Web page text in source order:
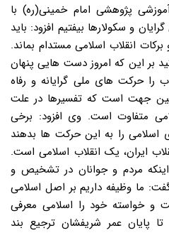
پژوهشی امام خمینی(ره) با
و سکولارها بیفتیم افزود: باید
انقلاب اسلامی مستدام بماند.
بر این که امروز دست هایی پنهان
را حرکت های ملی گرایانه و رفاه
جهت است که تفسیرها در علت
متفاوت است. وی افزود: برخی
اسلامی را به این حرکت ها بدهند
ایران، یک انقلاب اسلامی است.
مردم و جوانان در تشخیص و
ما وظیفه داریم بر اصل اسلامی
و خواسته خود را اسلامی معرفی
پایان عمر شریفشان ترجیع بند